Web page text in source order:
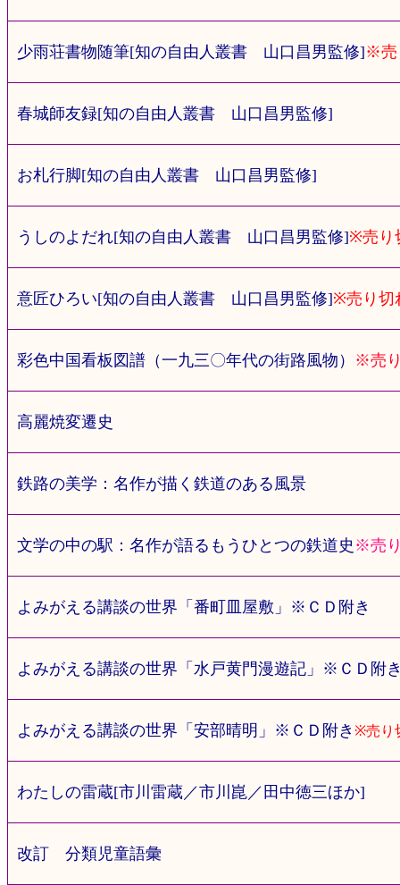
少雨荘書物随筆[知の自由人叢書 山口昌男監修]※売
春城師友録[知の自由人叢書 山口昌男監修]
お札行脚[知の自由人叢書 山口昌男監修]
うしのよだれ[知の自由人叢書 山口昌男監修]※売り
意匠ひろい[知の自由人叢書 山口昌男監修]※売り切
彩色中国看板図譜（一九三〇年代の街路風物） ※売
高麗焼変遷史
鉄路の美学：名作が描く鉄道のある風景
文学の中の駅：名作が語るもうひとつの鉄道史 ※売
よみがえる講談の世界「番町皿屋敷」※ＣＤ附き
よみがえる講談の世界「水戸黄門漫遊記」※ＣＤ附
よみがえる講談の世界「安部晴明」※ＣＤ附き ※売り
わたしの雷蔵[市川雷蔵／市川崑／田中徳三ほか]
改訂 分類児童語彙